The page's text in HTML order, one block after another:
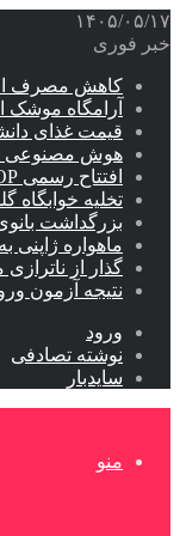
۱۴۰۵/۰۵/۱۷
خبر فوری
کاهش مصرف
آرامگاه
قیمت غذای
هوش مصنوعی
افتتاح رسمی ARZANTARIN.SHOP؛ فروشگاه تخصصی تجهیزات برق اضطراری، موتور برق و باتری لیتیومی( ارزان ترین شاپ)
تخلیه خوابگاه گلستان ۴ دانشگاه
بزرگداشت
ماهواره ژاپنی
گذار از ناترازی مصرف گاز
نتیجه آزمون ورودی
ورود
نوشته تصادفی
سایدبار
منو